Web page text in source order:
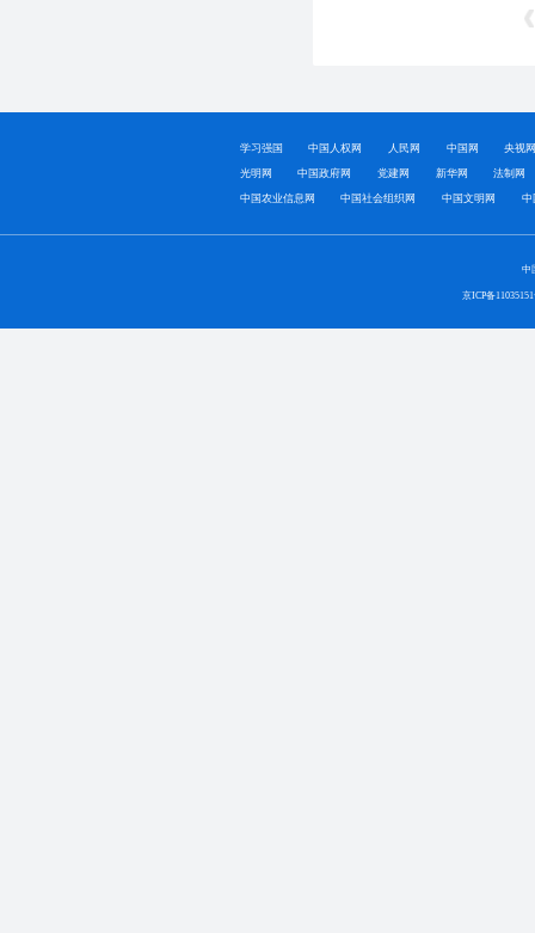
学习强国 中国人权网 人民网 中国网 央视
光明网 中国政府网 党建网 新华网 法制网
中国农业信息网 中国社会组织网 中国文明网 中
中
京ICP备